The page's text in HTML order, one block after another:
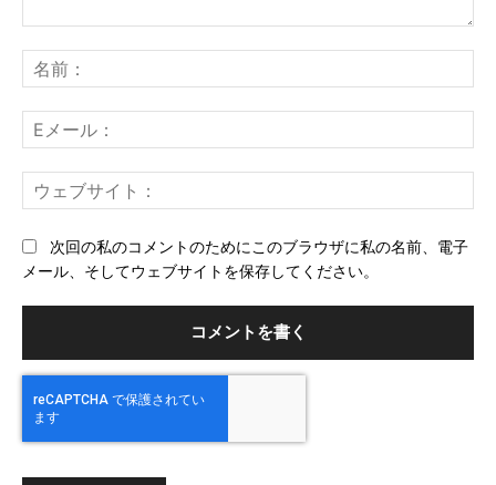
ン
ト：
前
メ
ー
ェ
次回の私のコメントのためにこのブラウザに私の名前、電子
メール、そしてウェブサイトを保存してください。